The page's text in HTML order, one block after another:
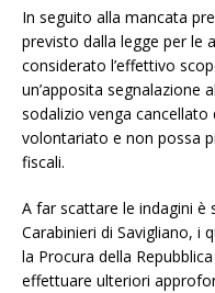
In seguito alla mancata
previsto dalla legge per le
considerato l’effettivo
un’apposita segnalazione
sodalizio venga
volontariato e non possa
fiscali.
A far scattare le indagini è
Carabinieri di Savigliano, i
la Procura della
effettuare ulteriori